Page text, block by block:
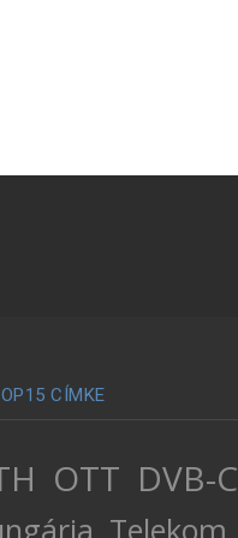
CÍMKE
OTT DVB-C